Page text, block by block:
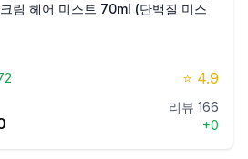
림 헤어 미스트 70ml (단백질 미스
⭐ 4.9
리뷰 166
+0